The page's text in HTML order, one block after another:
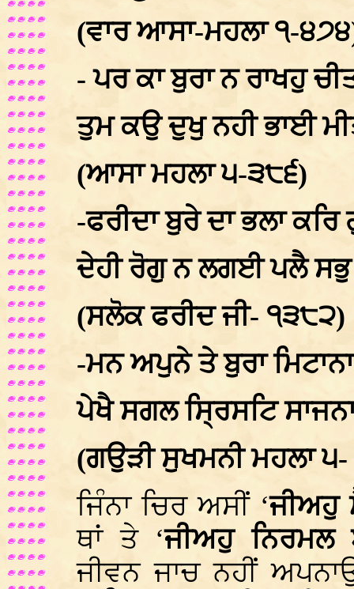
(ਵਾਰ ਆਸਾ-ਮਹਲਾ ੧-
- ਪਰ ਕਾ ਬੁਰਾ ਨ ਰਾਖਹੁ
ਤੁਮ ਕਉ ਦੁਖੁ ਨਹੀ ਭਾਈ
(ਆਸਾ ਮਹਲਾ ੫-੩੮੬)
-ਫਰੀਦਾ ਬੁਰੇ ਦਾ ਭਲਾ
ਦੇਹੀ ਰੋਗੁ ਨ ਲਗਈ ਪਲੈ
(ਸਲੋਕ ਫਰੀਦ ਜੀ- ੧੩੮੨)
-ਮਨ ਅਪੁਨੇ ਤੇ ਬੁਰਾ
ਪੇਖੈ ਸਗਲ ਸ੍ਰਿਸਟਿ
(ਗਉੜੀ ਸੁਖਮਨੀ ਮਹਲਾ ੫-
ਜਿੰਨਾ ਚਿਰ ਅਸੀਂ ‘ਜੀਅਹੁ
ਥਾਂ ਤੇ ‘ਜੀਅਹੁ ਨਿਰਮਲ
ਜੀਵਨ ਜਾਚ ਨਹੀਂ